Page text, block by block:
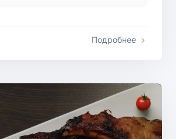
Подробнее